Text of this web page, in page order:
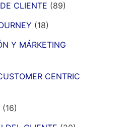
CLIENTE (89)
(18)
Y MÁRKETING
CENTRIC
(16)